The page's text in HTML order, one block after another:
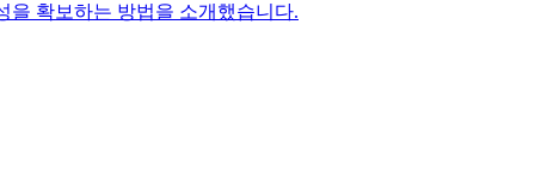
을 확보하는 방법을 소개했습니다.